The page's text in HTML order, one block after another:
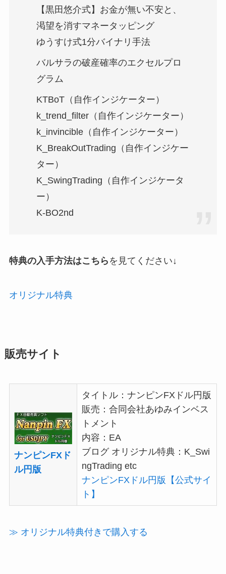
【黒田悠介式】お金が無い不安と、
渇望を消すマネータッピング
ゆうすけ式1分バイナリ手法
バルサラの破産確率のエクセルプロ
グラム
KTBoT（自作インジケーター）
k_trend_filter（自作インジケーター）
k_invincible（自作インジケーター）
K_BreakOutTrading（自作インジケー
ター）
K_SwingTrading（自作インジケータ
ー）
K-BO2nd
特典の入手方法はこちら を見てください↓
オリジナル特典
販売サイト
ナンピンFXド
ル円版
タイトル：ナンピンFXドル円版
販売：合同会社あゆみインベス
トメント
内容：EA
ブログ オリジナル特典： K_Swi
ngTrading etc
ナンピンFXドル円版【公式サイ
ト】
≫ オリジナル特典付きで購入する